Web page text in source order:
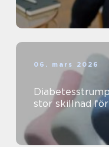
06. mars 2026
Diabetesstrumpor små detaljer
stor skillnad